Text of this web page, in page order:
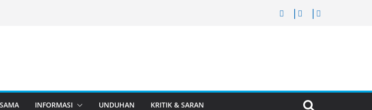
INFORMASI UNDUHAN KRITIK & SARAN